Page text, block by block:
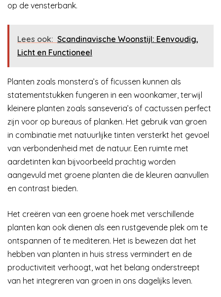
op de vensterbank.
Lees ook: Scandinavische Woonstijl: Eenvoudig,
Licht en Functioneel
Planten zoals monstera’s of ficussen kunnen als
statementstukken fungeren in een woonkamer, terwijl
kleinere planten zoals sanseveria’s of cactussen perfect
zijn voor op bureaus of planken. Het gebruik van groen
in combinatie met natuurlijke tinten versterkt het gevoel
van verbondenheid met de natuur. Een ruimte met
aardetinten kan bijvoorbeeld prachtig worden
aangevuld met groene planten die de kleuren aanvullen
en contrast bieden.
Het creëren van een groene hoek met verschillende
planten kan ook dienen als een rustgevende plek om te
ontspannen of te mediteren. Het is bewezen dat het
hebben van planten in huis stress vermindert en de
productiviteit verhoogt, wat het belang onderstreept
van het integreren van groen in ons dagelijks leven.